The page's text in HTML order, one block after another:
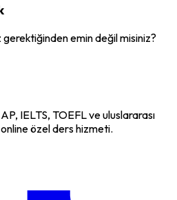
gerektiğinden emin değil misiniz?
IELTS, TOEFL ve uluslararası
özel ders hizmeti.